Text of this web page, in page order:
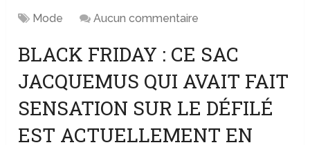
Mode Aucun commentaire
BLACK FRIDAY : CE SAC
JACQUEMUS QUI AVAIT FAIT
SENSATION SUR LE DÉFILÉ
EST ACTUELLEMENT EN